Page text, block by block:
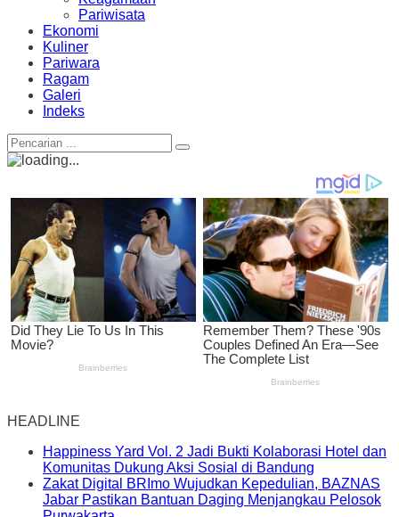
Pariwisata
Ekonomi
Kuliner
Pariwara
Ragam
Galeri
Indeks
HEADLINE
Happiness Yard Vol. 2 Jadi Bukti Kolaborasi Hotel dan
Komunitas Dukung Aksi Sosial di Bandung
Zakat Digital BRImo Wujudkan Kepedulian, BAZNAS
Jabar Pastikan Bantuan Daging Menjangkau Pelosok